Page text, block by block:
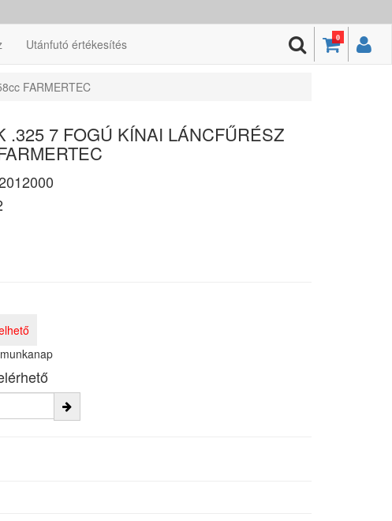
0
Utánfutó értékesítés
FARMERTEC
.325 7 FOGÚ KÍNAI LÁNCFŰRÉSZ